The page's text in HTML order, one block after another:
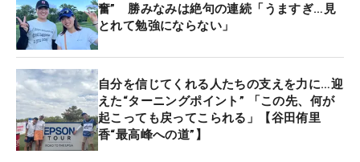
奮” 勝みなみは絶句の連続「うますぎ…見
とれて勉強にならない」
自分を信じてくれる人たちの支えを力に…迎
えた“ターニングポイント” 「この先、何が
起こっても戻ってこられる」【谷田侑里
香“最高峰への道”】